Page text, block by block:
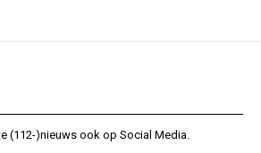
(112-)nieuws ook op Social Media.